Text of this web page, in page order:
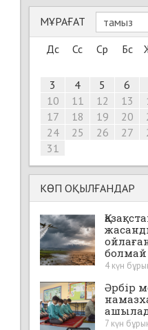
МҰРАҒАТ
Дс
Сс Ср Бс
3
4 5 6
10
11 12 13
17
18 19 20
24
25 26 27
31
КӨП ОҚЫЛҒАНДАР
4 күн
Әрбір
7 күн